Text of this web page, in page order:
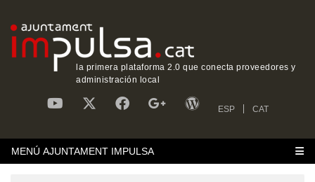
la primera plataforma 2.0 que conecta proveedores y
administración local
ESP CAT
MENÚ AJUNTAMENT IMPULSA